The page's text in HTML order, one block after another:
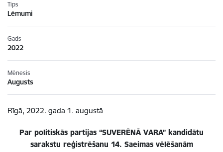
Tips
Lēmumi
Gads
2022
Mēnesis
Augusts
Rīgā, 2022. gada 1. augustā
Par politiskās partijas “SUVERĒNĀ VARA” kandidātu
sarakstu reģistrēšanu 14. Saeimas vēlēšanām